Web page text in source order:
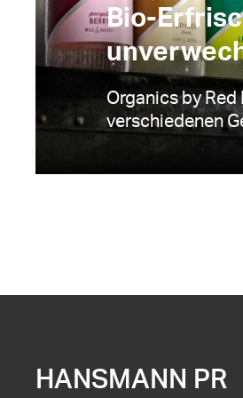
Bio-
Organics by
verschiedenen
HANSMANN PR